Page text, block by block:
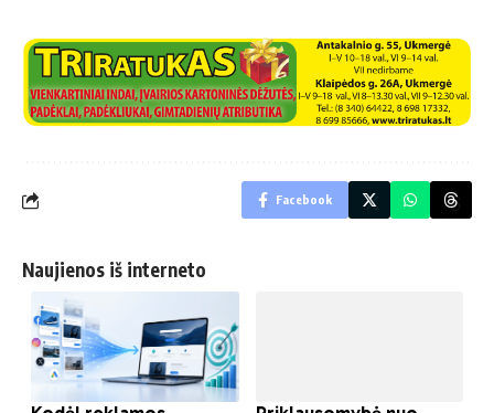
Facebook
Naujienos iš interneto